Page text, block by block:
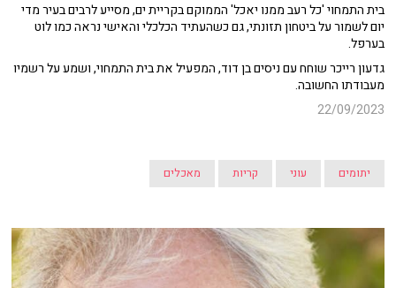
בית התמחוי 'כל רעב ממנו יאכל' הממוקם בקריית ים, מסייע לרבים בעיר מדי
יום לשמור על ביטחון תזונתי, גם כשהעתיד הכלכלי והאישי נראה כמו לוט
בערפל.
גדעון רייכר שוחח עם ניסים בן דוד, המפעיל את בית התמחוי, ושמע על רשמיו
מעבודתו החשובה.
22/09/2023
יתומים עוני קריות מאכלים